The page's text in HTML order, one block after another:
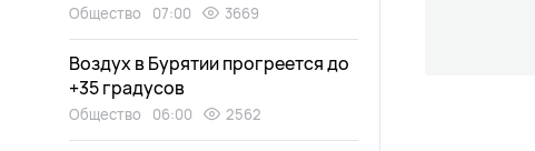
Общество 07:00 3669
Воздух в Бурятии прогреется до
+35 градусов
Общество 06:00 2562